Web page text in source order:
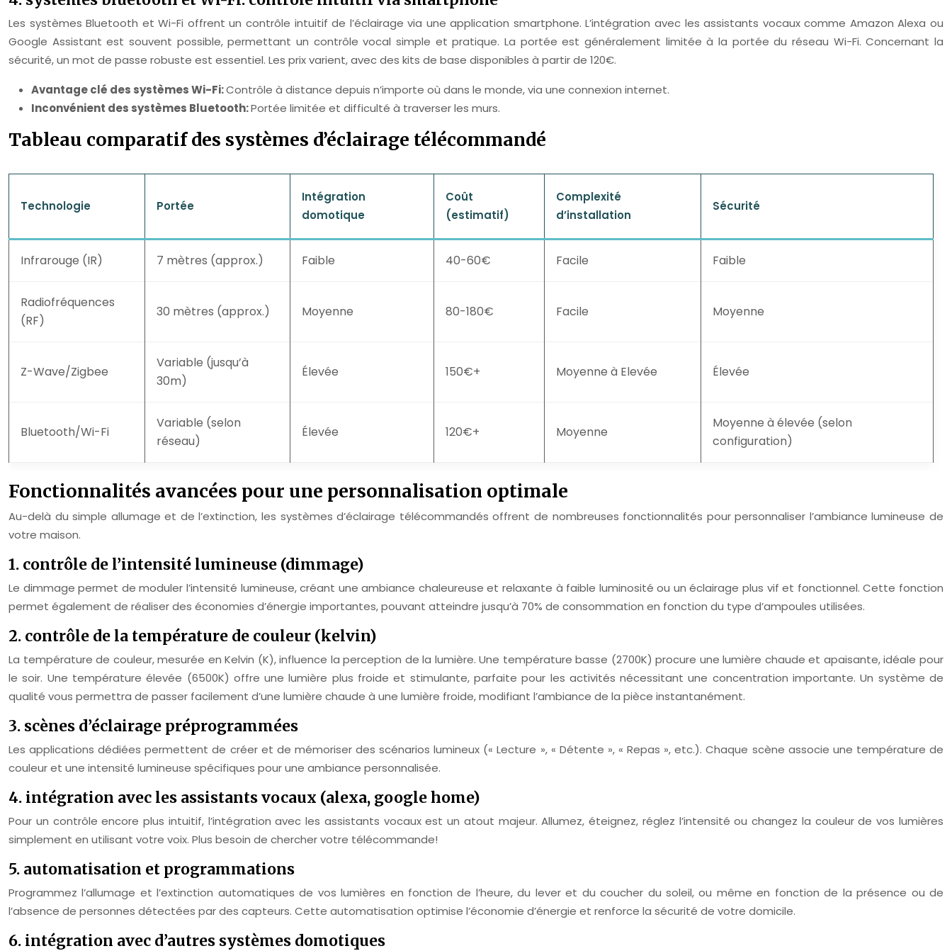
Les systèmes Bluetooth et Wi-Fi offrent un contrôle intuitif de l’éclairage via une application smartphone. L’intégration avec les assistants vocaux comme Amazon Alexa ou
Google Assistant est souvent possible, permettant un contrôle vocal simple et pratique. La portée est généralement limitée à la portée du réseau Wi-Fi. Concernant la
sécurité, un mot de passe robuste est essentiel. Les prix varient, avec des kits de base disponibles à partir de 120€.
Avantage clé des systèmes Wi-Fi:Contrôle à distance depuis n’importe où dans le monde, via une connexion internet.
Inconvénient des systèmes Bluetooth:Portée limitée et difficulté à traverser les murs.
Tableau comparatif des systèmes d’éclairage télécommandé
Technologie Portée
Intégration
domotique
Coût
(estimatif)
Complexité
d’installation
Sécurité
Infrarouge (IR) 7 mètres (approx.) Faible 40-60€ Facile Faible
Radiofréquences
(RF)
30 mètres (approx.) Moyenne 80-180€ Facile Moyenne
Z-Wave/Zigbee
Variable (jusqu’à
30m)
Élevée 150€+ Moyenne à Elevée Élevée
Bluetooth/Wi-Fi
Variable (selon
réseau)
Élevée 120€+ Moyenne
Moyenne à élevée (selon
configuration)
Fonctionnalités avancées pour une personnalisation optimale
Au-delà du simple allumage et de l’extinction, les systèmes d’éclairage télécommandés offrent de nombreuses fonctionnalités pour personnaliser l’ambiance lumineuse de
votre maison.
1. contrôle de l’intensité lumineuse (dimmage)
Le dimmage permet de moduler l’intensité lumineuse, créant une ambiance chaleureuse et relaxante à faible luminosité ou un éclairage plus vif et fonctionnel. Cette fonction
permet également de réaliser des économies d’énergie importantes, pouvant atteindre jusqu’à 70% de consommation en fonction du type d’ampoules utilisées.
2. contrôle de la température de couleur (kelvin)
La température de couleur, mesurée en Kelvin (K), influence la perception de la lumière. Une température basse (2700K) procure une lumière chaude et apaisante, idéale pour
le soir. Une température élevée (6500K) offre une lumière plus froide et stimulante, parfaite pour les activités nécessitant une concentration importante. Un système de
qualité vous permettra de passer facilement d’une lumière chaude à une lumière froide, modifiant l’ambiance de la pièce instantanément.
3. scènes d’éclairage préprogrammées
Les applications dédiées permettent de créer et de mémoriser des scénarios lumineux (« Lecture », « Détente », « Repas », etc.). Chaque scène associe une température de
couleur et une intensité lumineuse spécifiques pour une ambiance personnalisée.
4. intégration avec les assistants vocaux (alexa, google home)
Pour un contrôle encore plus intuitif, l’intégration avec les assistants vocaux est un atout majeur. Allumez, éteignez, réglez l’intensité ou changez la couleur de vos lumières
simplement en utilisant votre voix. Plus besoin de chercher votre télécommande!
5. automatisation et programmations
Programmez l’allumage et l’extinction automatiques de vos lumières en fonction de l’heure, du lever et du coucher du soleil, ou même en fonction de la présence ou de
l’absence de personnes détectées par des capteurs. Cette automatisation optimise l’économie d’énergie et renforce la sécurité de votre domicile.
6. intégration avec d’autres systèmes domotiques